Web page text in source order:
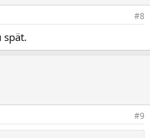
#8
spät.
#9